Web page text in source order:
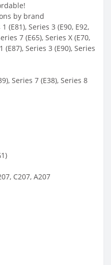
by brand
(E81), Series 3 (E90, E92,
7 (E65), Series X (E70,
(E87), Series 3 (E90), Series
Series 7 (E38), Series 8
C207, A207